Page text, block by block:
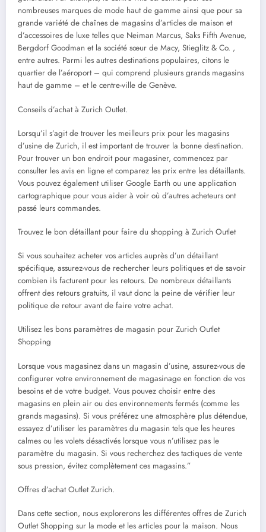
nombreuses marques de mode haut de gamme ainsi que pour sa
grande variété de chaînes de magasins d’articles de maison et
d’accessoires de luxe telles que Neiman Marcus, Saks Fifth Avenue,
Bergdorf Goodman et la société sœur de Macy, Stieglitz & Co. ,
entre autres. Parmi les autres destinations populaires, citons le
quartier de l’aéroport – qui comprend plusieurs grands magasins
haut de gamme – et le centre-ville de Genève.
Conseils d’achat à Zurich Outlet.
Lorsqu’il s’agit de trouver les meilleurs prix pour les magasins
d’usine de Zurich, il est important de trouver la bonne destination.
Pour trouver un bon endroit pour magasiner, commencez par
consulter les avis en ligne et comparez les prix entre les détaillants.
Vous pouvez également utiliser Google Earth ou une application
cartographique pour vous aider à voir où d’autres acheteurs ont
passé leurs commandes.
Trouvez le bon détaillant pour faire du shopping à Zurich Outlet
Si vous souhaitez acheter vos articles auprès d’un détaillant
spécifique, assurez-vous de rechercher leurs politiques et de savoir
combien ils facturent pour les retours. De nombreux détaillants
offrent des retours gratuits, il vaut donc la peine de vérifier leur
politique de retour avant de faire votre achat.
Utilisez les bons paramètres de magasin pour Zurich Outlet
Shopping
Lorsque vous magasinez dans un magasin d’usine, assurez-vous de
configurer votre environnement de magasinage en fonction de vos
besoins et de votre budget. Vous pouvez choisir entre des
magasins en plein air ou des environnements fermés (comme les
grands magasins). Si vous préférez une atmosphère plus détendue,
essayez d’utiliser les paramètres du magasin tels que les heures
calmes ou les volets désactivés lorsque vous n’utilisez pas le
paramètre du magasin. Si vous recherchez des tactiques de vente
sous pression, évitez complètement ces magasins.”
Offres d’achat Outlet Zurich.
Dans cette section, nous explorerons les différentes offres de Zurich
Outlet Shopping sur la mode et les articles pour la maison. Nous